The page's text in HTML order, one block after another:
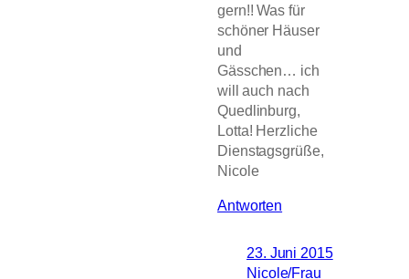
gern!! Was für
schöner Häuser
und
Gässchen… ich
will auch nach
Quedlinburg,
Lotta! Herzliche
Dienstagsgrüße,
Nicole
Antworten
23. Juni 2015
Nicole/Frau